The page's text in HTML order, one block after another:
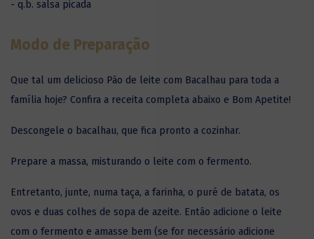
- q.b. salsa picada
Modo de Preparação
Que tal um delicioso Pão de leite com Bacalhau para toda a
família hoje? Confira a receita completa abaixo e Bom Apetite!
Descongele o bacalhau, que fica pronto a cozinhar.
Prepare a massa, misturando o leite com o fermento.
Entretanto, junte, numa taça, a farinha, o puré de batata, os
ovos e duas colhes de sopa de azeite. Então adicione o leite
com o fermento e amasse bem (se for necessário adicione